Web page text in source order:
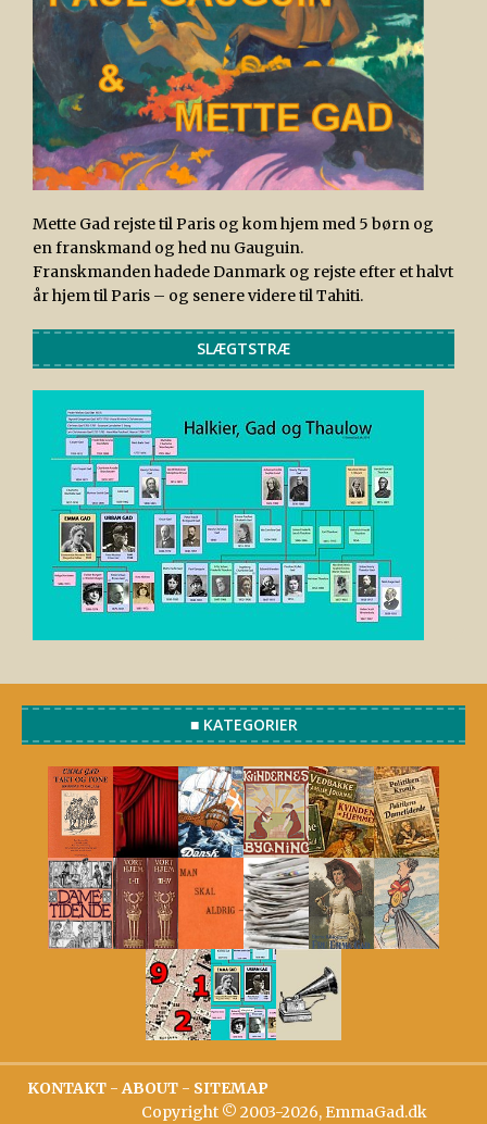
Mette Gad rejste til Paris og kom hjem med 5 børn og
en franskmand og hed nu Gauguin.
Franskmanden hadede Danmark og rejste efter et halvt
år hjem til Paris – og senere videre til Tahiti.
SLÆGTSTRÆ
■ KATEGORIER
KONTAKT -ABOUT - SITEMAP
Copyright © 2003-2026, EmmaGad.dk